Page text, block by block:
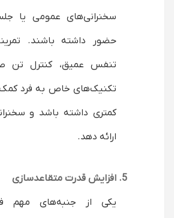
سخنرانی‌های عمومی یا
حضور داشته باشند.
تنفس عمیق، کنترل تن
تکنیک‌های خاص به فرد
کمتری داشته باشد و
ارائه دهد.
افزایش قدرت متقاعدسازی
یکی از جنبه‌های مهم